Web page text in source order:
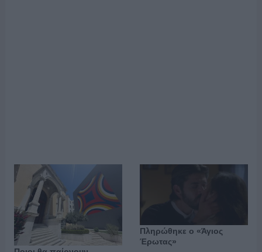
Πληρώθηκε ο «Άγιος
Έρωτας»